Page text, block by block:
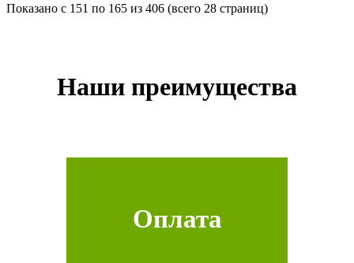
Показано с 151 по 165 из 406 (всего 28 страниц)
Наши преимущества
Оплата